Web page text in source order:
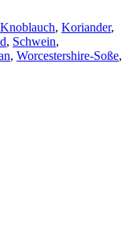
Knoblauch, Koriander,
, Schwein,
, Worcestershire-Soße,